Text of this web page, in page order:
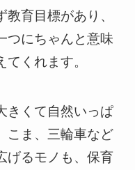
育目標があり、
つにちゃんと意味
くれます。
きくて自然いっぱ
こま、三輪車など
げるモノも、保育